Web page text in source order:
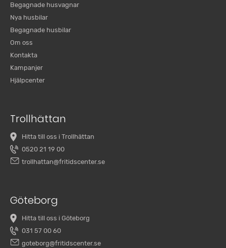
Begagnade husvagnar
Nya husbilar
Begagnade husbilar
Om oss
Kontakta
Kampanjer
Hjälpcenter
Trollhättan
Hitta till oss i Trollhättan
0520 21 19 00
trollhattan@fritidscenter.se
Göteborg
Hitta till oss i Göteborg
031 57 00 60
goteborg@fritidscenter.se